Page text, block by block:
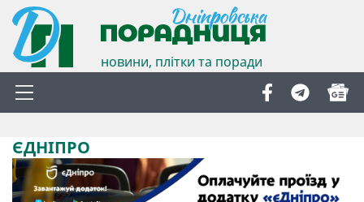
новини, плітки та поради
ЄДНІПРО